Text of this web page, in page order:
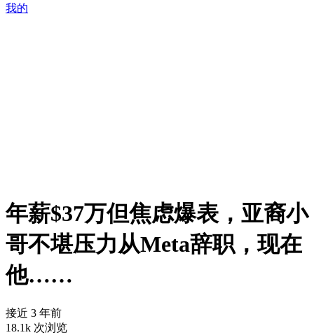
我的
年薪$37万但焦虑爆表，亚裔小
哥不堪压力从Meta辞职，现在
他……
接近 3 年前
18.1k 次浏览